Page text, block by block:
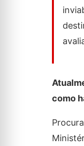
como